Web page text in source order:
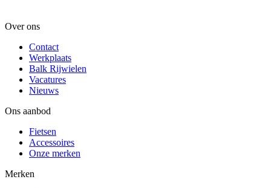
Over ons
Contact
Werkplaats
Balk Rijwielen
Vacatures
Nieuws
Ons aanbod
Fietsen
Accessoires
Onze merken
Merken